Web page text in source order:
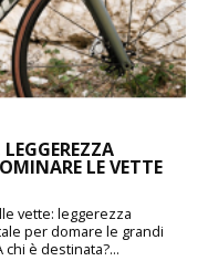
LE VETTE
vette: leggerezza
per domare le grandi
è destinata?...